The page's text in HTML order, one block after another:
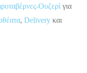
Ουζερί για
, Delivery και